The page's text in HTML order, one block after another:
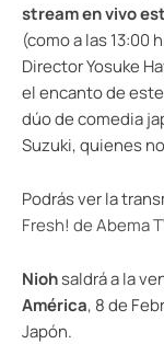
stream en vivo
(como a las 13:00
Director Yosuke
el encanto de
dúo de comedia
Suzuki, quienes
Podrás ver la
Fresh! de Abema
Niohsaldrá a la
América, 8 de
Japón.